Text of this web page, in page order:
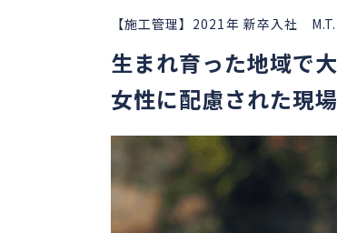
【施工管理】2021年 新卒入社
生まれ育った地域で
女性に配慮された現